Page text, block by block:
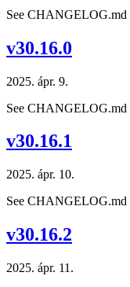
See CHANGELOG.md
v30.16.0
2025. ápr. 9.
See CHANGELOG.md
v30.16.1
2025. ápr. 10.
See CHANGELOG.md
v30.16.2
2025. ápr. 11.